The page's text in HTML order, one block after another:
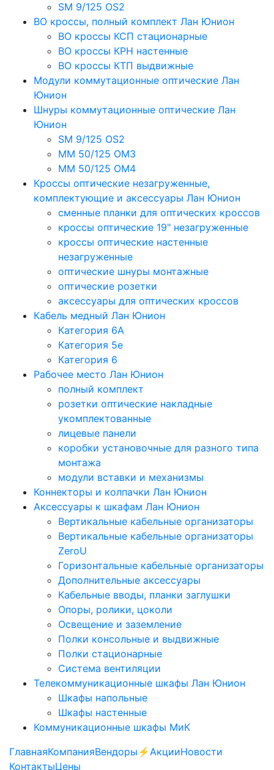
SM 9/125 OS2
ВО кроссы, полный комплект Лан Юнион
ВО кроссы КСП стационарные
ВО кроссы КРН настенные
ВО кроссы КТП выдвижные
Модули коммутационные оптические Лан
Юнион
Шнуры коммутационные оптические Лан
Юнион
SM 9/125 OS2
MM 50/125 OM3
MM 50/125 OM4
Кроссы оптические незагруженные,
комплектующие и аксессуары Лан Юнион
сменные планки для оптических кроссов
кроссы оптические 19" незагруженные
кроссы оптические настенные
незагруженные
оптические шнуры монтажные
оптические розетки
аксессуары для оптических кроссов
Кабель медный Лан Юнион
Категория 6A
Категория 5e
Категория 6
Рабочее место Лан Юнион
полный комплект
розетки оптические накладные
укомплектованные
лицевые панели
коробки установочные для разного типа
монтажа
модули вставки и механизмы
Коннекторы и колпачки Лан Юнион
Аксессуары к шкафам Лан Юнион
Вертикальные кабельные организаторы
Вертикальные кабельные организаторы
ZeroU
Горизонтальные кабельные организаторы
Дополнительные аксессуары
Кабельные вводы, планки заглушки
Опоры, ролики, цоколи
Освещение и заземление
Полки консольные и выдвижные
Полки стационарные
Система вентиляции
Телекоммуникационные шкафы Лан Юнион
Шкафы напольные
Шкафы настенные
Коммуникационные шкафы МиК
ГлавнаяКомпанияВендоры ⚡️АкцииНовости
КонтактыЦены